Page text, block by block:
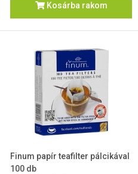
Kosárba rakom
Finum papír teafilter pálcikával
100 db